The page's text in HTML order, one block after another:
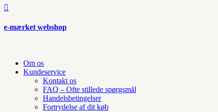

e-mærket webshop
Om os
Kundeservice
Kontakt os
FAQ – Ofte stillede spørgsmål
Handelsbetingelser
Fortrydelse af dit køb